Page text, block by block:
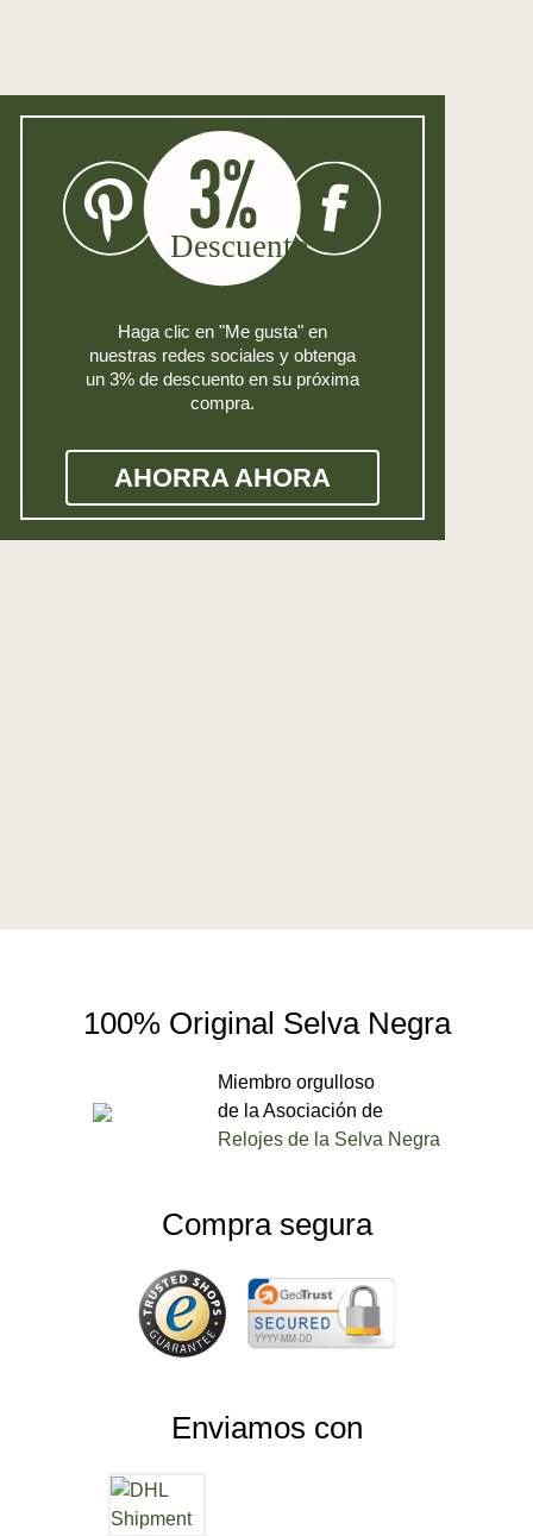
Haga clic en "Me gusta" en
nuestras redes sociales y obtenga
un 3% de descuento en su próxima
compra.
AHORRA AHORA
100% Original Selva Negra
Miembro orgulloso
de la Asociación de
Relojes de la Selva Negra
Compra segura
Enviamos con